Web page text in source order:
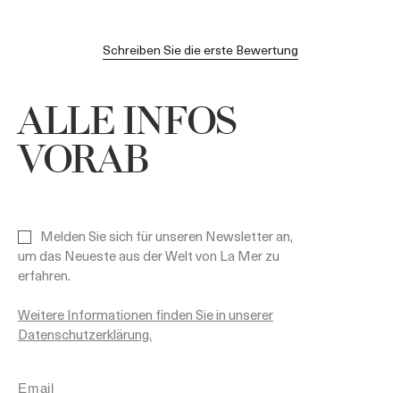
Schreiben Sie die erste Bewertung
ALLE INFOS
VORAB
Melden Sie sich für unseren Newsletter an,
um das Neueste aus der Welt von La Mer zu
erfahren.
Weitere Informationen finden Sie in unserer
Datenschutzerklärung.